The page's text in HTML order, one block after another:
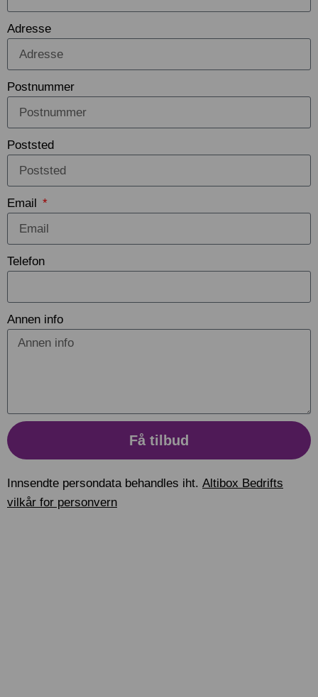
Adresse
Postnummer
Poststed
Email
Telefon
Annen info
Få tilbud
Innsendte persondata behandles iht. Altibox Bedrifts
vilkår for personvern